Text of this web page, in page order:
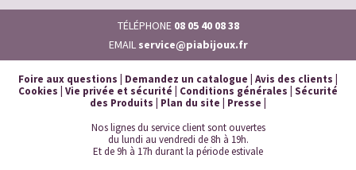
TÉLÉPHONE 08 05 40 08 38
EMAIL service@piabijoux.fr
Foire aux questions Demandez un catalogue Avis des clients
Cookies Vie privée et sécurité Conditions générales Sécurité
des Produits
Plan du site Presse
Nos lignes du service client sont ouvertes
du lundi au vendredi de 8h à 19h.
Et de 9h à 17h durant la période estivale